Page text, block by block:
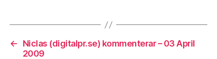
←
Niclas (digitalpr.se) kommenterar – 03 April
2009